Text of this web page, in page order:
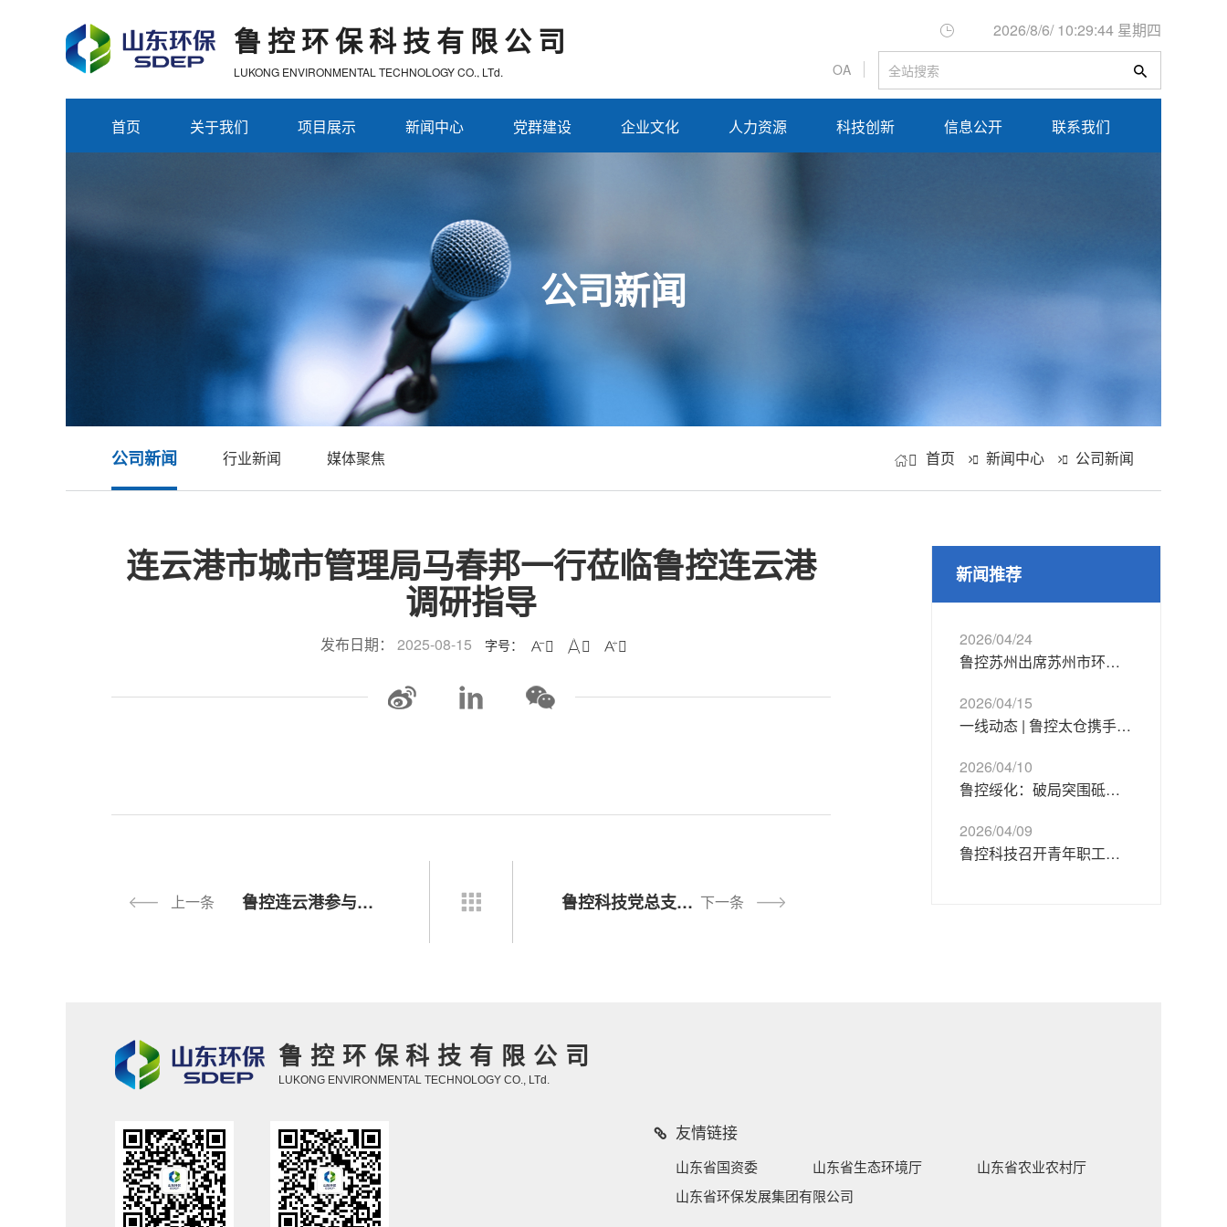
鲁控环保科技有限公司
LUKONG ENVIRONMENTAL TECHNOLOGY CO., LTd.
 2026/8/6/ 10:29:44 星期四

OA
首页 关于我们 项目展示 新闻中心 党群建设 企业文化 人力资源 科技创新 信息公开 联系我们
公司新闻
公司新闻 行业新闻 媒体聚焦  首页  新闻中心  公司新闻
连云港市城市管理局马春邦一行莅临鲁控连云港
调研指导
发布日期： 2025-08-15 字号：   
上一条 鲁控连云港参与专项行动筑牢餐厨废弃物收运处理屏障 下一条
鲁控科技党总支书记、董事长车向前到鲁控绥化调研

新闻推荐
2026/04/24
鲁控苏州出席苏州市环境卫生展览馆开馆仪式
2026/04/15
一线动态 | 鲁控太仓携手政企校开展社会实践 以AI赋能绿色发展
2026/04/10
鲁控绥化：破局突围砥砺前行 逆境之中奋楫发展新篇
2026/04/09
鲁控科技召开青年职工交流座谈会
鲁控环保科技有限公司
LUKONG ENVIRONMENTAL TECHNOLOGY CO., LTd.
󰄋 友情链接
山东省国资委 山东省生态环境厅
山东省农业农村厅
山东省环保发展集团有限公司